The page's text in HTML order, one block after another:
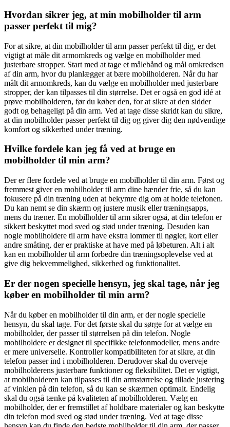
Hvordan sikrer jeg, at min mobilholder til arm
passer perfekt til mig?
For at sikre, at din mobilholder til arm passer perfekt til dig, er det
vigtigt at måle dit armomkreds og vælge en mobilholder med
justerbare stropper. Start med at tage et målebånd og mål omkredsen
af din arm, hvor du planlægger at bære mobilholderen. Når du har
målt dit armomkreds, kan du vælge en mobilholder med justerbare
stropper, der kan tilpasses til din størrelse. Det er også en god idé at
prøve mobilholderen, før du køber den, for at sikre at den sidder
godt og behageligt på din arm. Ved at tage disse skridt kan du sikre,
at din mobilholder passer perfekt til dig og giver dig den nødvendige
komfort og sikkerhed under træning.
Hvilke fordele kan jeg få ved at bruge en
mobilholder til min arm?
Der er flere fordele ved at bruge en mobilholder til din arm. Først og
fremmest giver en mobilholder til arm dine hænder frie, så du kan
fokusere på din træning uden at bekymre dig om at holde telefonen.
Du kan nemt se din skærm og justere musik eller træningsapps,
mens du træner. En mobilholder til arm sikrer også, at din telefon er
sikkert beskyttet mod sved og stød under træning. Desuden kan
nogle mobilholdere til arm have ekstra lommer til nøgler, kort eller
andre småting, der er praktiske at have med på løbeturen. Alt i alt
kan en mobilholder til arm forbedre din træningsoplevelse ved at
give dig bekvemmelighed, sikkerhed og funktionalitet.
Er der nogen specielle hensyn, jeg skal tage, når jeg
køber en mobilholder til min arm?
Når du køber en mobilholder til din arm, er der nogle specielle
hensyn, du skal tage. For det første skal du sørge for at vælge en
mobilholder, der passer til størrelsen på din telefon. Nogle
mobilholdere er designet til specifikke telefonmodeller, mens andre
er mere universelle. Kontroller kompatibiliteten for at sikre, at din
telefon passer ind i mobilholderen. Derudover skal du overveje
mobilholderens justerbare funktioner og fleksibilitet. Det er vigtigt,
at mobilholderen kan tilpasses til din armstørrelse og tillade justering
af vinklen på din telefon, så du kan se skærmen optimalt. Endelig
skal du også tænke på kvaliteten af mobilholderen. Vælg en
mobilholder, der er fremstillet af holdbare materialer og kan beskytte
din telefon mod sved og stød under træning. Ved at tage disse